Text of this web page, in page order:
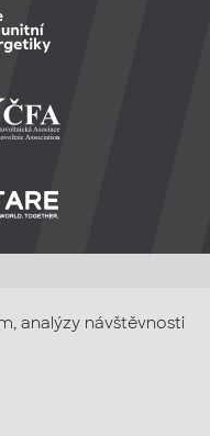
analýzy návštěvnosti